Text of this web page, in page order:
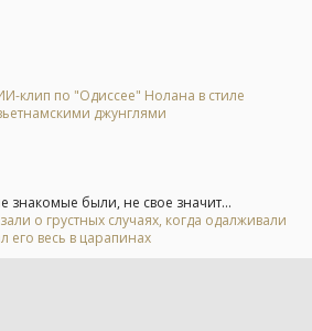
клип по "Одиссее" Нолана в стиле
джунглями
знакомые были, не свое значит...
о грустных случаях, когда одалживали
его весь в царапинах